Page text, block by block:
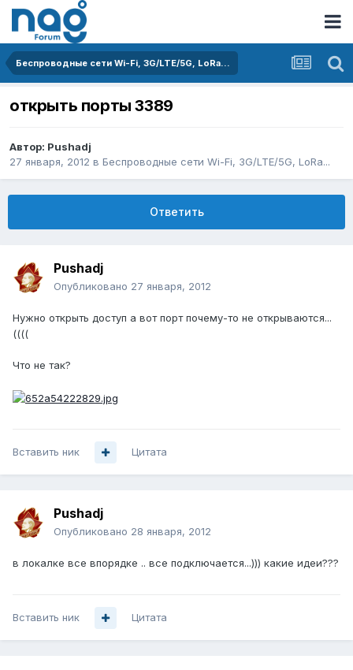
Беспроводные сети Wi-Fi, 3G/LTE/5G, LoRa...
открыть порты 3389
Автор: Pushadj
27 января, 2012 в Беспроводные сети Wi-Fi, 3G/LTE/5G, LoRa...
Ответить
Pushadj
Опубликовано 27 января, 2012
Нужно открыть доступ а вот порт почему-то не открываются...
((((
Что не так?
Вставить ник Цитата
Pushadj
Опубликовано 28 января, 2012
в локалке все впорядке .. все подключается...))) какие идеи???
Вставить ник Цитата